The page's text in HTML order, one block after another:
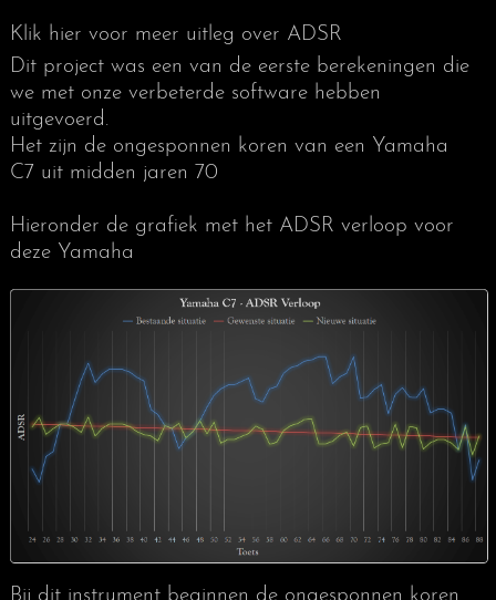
Klik hier voor meer uitleg over ADSR
Attack
Decay
Hoe lang het duurt voordat de toon zijn sustain
Dit project was een van de eerste berekeningen die
we met onze verbeterde software hebben
uitgevoerd.
Het zijn de ongesponnen koren van een Yamaha
C7 uit midden jaren 70
Hieronder de grafiek met het ADSR verloop voor
deze Yamaha
Bij dit instrument beginnen de ongesponnen koren